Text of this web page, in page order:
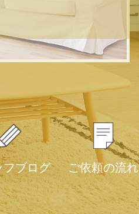
フブログ ご依頼の流れ